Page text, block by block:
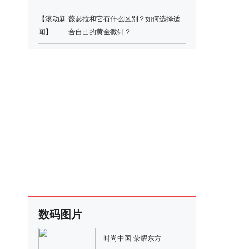
【滚动新
闻】
薇瑟拉和它有什么区别？如何选择适
合自己的黄金微针？
数码图片
时尚中国 荣耀东方 ——